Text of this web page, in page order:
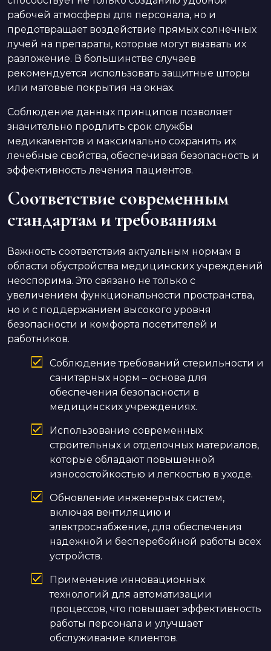
рабочей атмосферы для персонала, но и
предотвращает воздействие прямых солнечных
лучей на препараты, которые могут вызвать их
разложение. В большинстве случаев
рекомендуется использовать защитные шторы
или матовые покрытия на окнах.
Соблюдение данных принципов позволяет
значительно продлить срок службы
медикаментов и максимально сохранить их
лечебные свойства, обеспечивая безопасность и
эффективность лечения пациентов.
Соответствие современным
стандартам и требованиям
Важность соответствия актуальным нормам в
области обустройства медицинских учреждений
неоспорима. Это связано не только с
увеличением функциональности пространства,
но и с поддержанием высокого уровня
безопасности и комфорта посетителей и
работников.
Соблюдение требований стерильности и
санитарных норм – основа для
обеспечения безопасности в
медицинских учреждениях.
Использование современных
строительных и отделочных материалов,
которые обладают повышенной
износостойкостью и легкостью в уходе.
Обновление инженерных систем,
включая вентиляцию и
электроснабжение, для обеспечения
надежной и бесперебойной работы всех
устройств.
Применение инновационных
технологий для автоматизации
процессов, что повышает эффективность
работы персонала и улучшает
обслуживание клиентов.